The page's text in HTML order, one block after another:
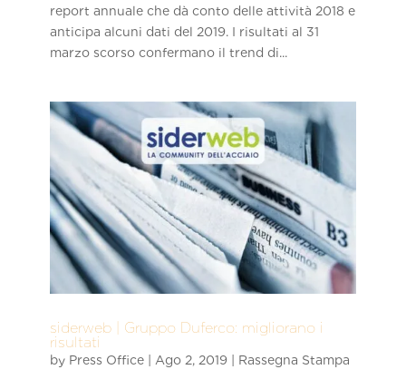
report annuale che dà conto delle attività 2018 e
anticipa alcuni dati del 2019. I risultati al 31
marzo scorso confermano il trend di...
siderweb | Gruppo Duferco: migliorano i
risultati
by Press Office| Ago 2, 2019| Rassegna Stampa